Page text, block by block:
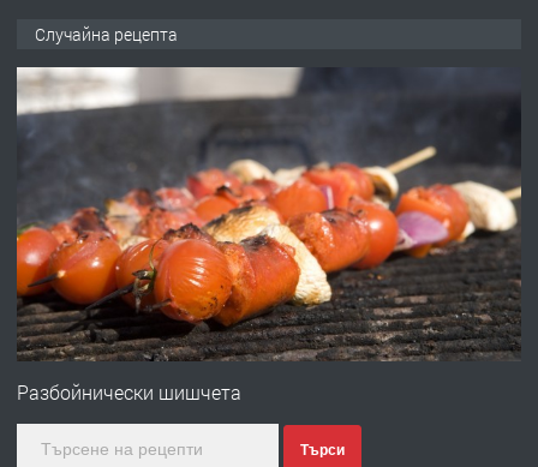
АПАРТАМЕНТ В ЦЕНТЪРА НА ГР.
ХАСКОВО
ПРЕДЛАГА Давам гараж под наем
преди 3 дни
ПРЕДЛАГА
№4120 Магазин/Офис под наем в кв.
градската градина!
Случайна рецепта
Разбойнически шишчета
Търси